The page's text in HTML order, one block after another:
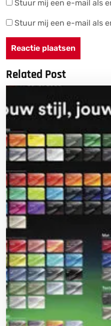
Stuur mij een e-mail als
Stuur mij een e-mail als
Related Post